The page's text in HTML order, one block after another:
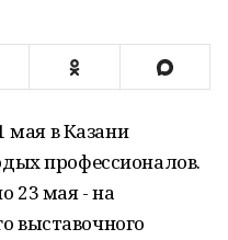
мая в Казани
профессионалов.
23 мая - на
выставочного